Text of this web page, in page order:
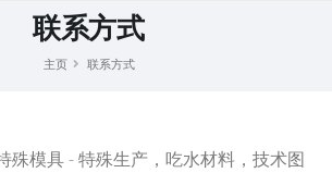
联系方式
主页 联系方式
殊模具 - 特殊生产，吃水材料，技术图